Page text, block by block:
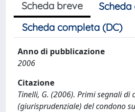
Scheda breve
Scheda completa (DC)
Anno di pubblicazione
2006
Citazione
Tinelli, G. (2006). Primi segnali di
(giurisprudenziale) del condono